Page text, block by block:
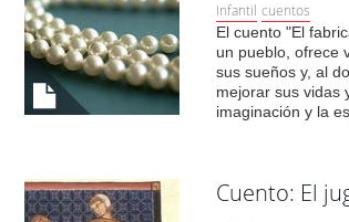
Infantil cuentos
El cuento "El
un pueblo, ofrece
sus sueños y, al
mejorar sus vidas
imaginación y la
Cuento: El